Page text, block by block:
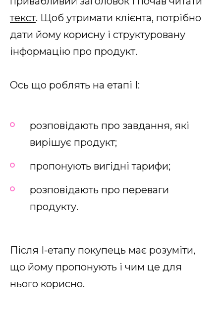
текст. Щоб утримати клієнта, потрібно
дати йому корисну і структуровану
інформацію про продукт.
Ось що роблять на етапі I:
розповідають про завдання, які
вирішує продукт;
пропонують вигідні тарифи;
розповідають про переваги
продукту.
Після I-етапу покупець має розуміти,
що йому пропонують і чим це для
нього корисно.